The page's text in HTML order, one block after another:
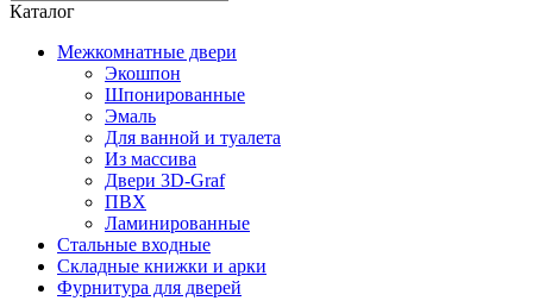
Каталог
Межкомнатные двери
Экошпон
Шпонированные
Эмаль
Для ванной и туалета
Из массива
Двери 3D-Graf
ПВХ
Ламинированные
Стальные входные
Складные книжки и арки
Фурнитура для дверей